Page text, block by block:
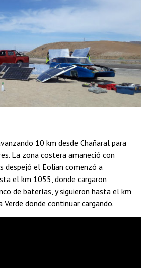
10 km desde Chañaral para
La zona costera amaneció con
despejó el Eolian comenzó a
el km 1055, donde cargaron
de baterías, y siguieron hasta el km
Verde donde continuar cargando.